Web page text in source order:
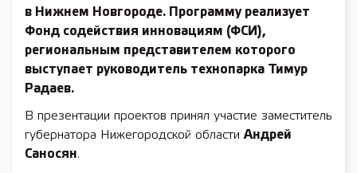
в Нижнем Новгороде. Программу реализует
Фонд содействия инновациям (ФСИ),
региональным представителем которого
выступает руководитель технопарка
Тимур
Радаев.
В презентации проектов принял участие заместитель
губернатора Нижегородской областиАндрей
Саносян.